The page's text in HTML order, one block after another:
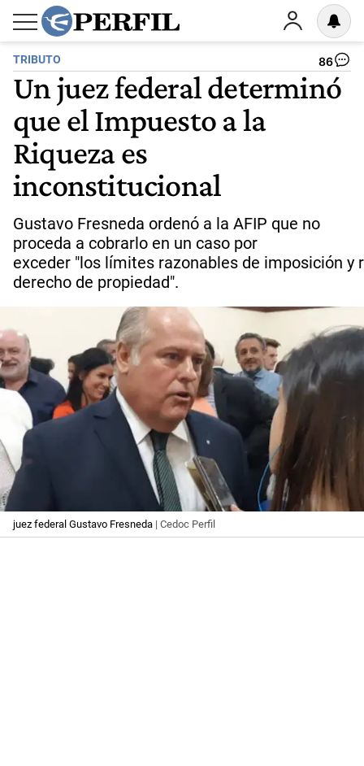
TRIBUTO 86
Un juez federal determinó
que el Impuesto a la
Riqueza es
inconstitucional
Gustavo Fresneda ordenó a la AFIP que no
proceda a cobrarlo en un caso por
exceder "los límites razonables de imposición
derecho de propiedad".
juez federal Gustavo Fresneda | Cedoc Perfil